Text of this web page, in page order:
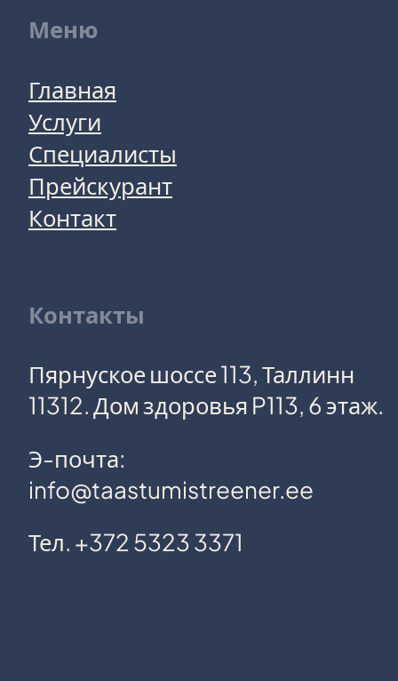
Меню
Главная
Услуги
Специалисты
Прейскурант
Контакт
Контакты
Пярнуское шоссе 113, Таллинн
11312. Дом здоровья P113, 6 этаж.
Э-почта:
info@taastumistreener.ee
Тел. +372 5323 3371